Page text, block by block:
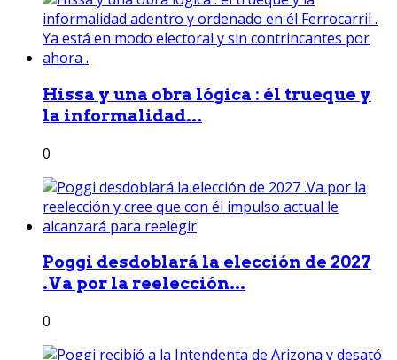
Hissa y una obra lógica : él trueque y
la informalidad...
0
Poggi desdoblará la elección de 2027
.Va por la reelección...
0